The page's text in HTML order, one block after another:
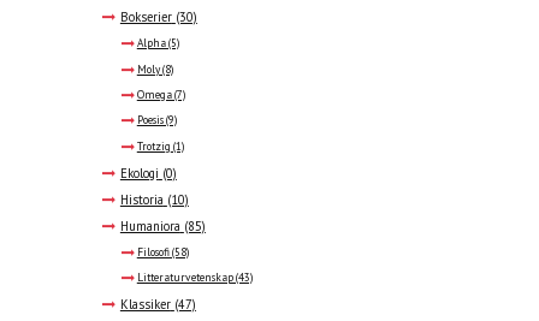
Bokserier (30)
Alpha(5)
Moly(8)
Omega(7)
Poesis(9)
Trotzig (1)
Ekologi (0)
Historia (10)
Humaniora (85)
Filosofi(58)
Litteraturvetenskap(43)
Klassiker (47)